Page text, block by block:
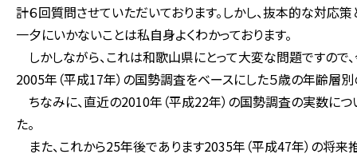
計６回質問させていただいております。しかし、抜本的な対応
一夕にいかないことは私自身よくわかっております。
しかしながら、これは和歌山県にとって大変な問題ですので
2005年（平成17年）の国勢調査をベースにした５歳の年齢層
ちなみに、直近の2010年（平成22年）の国勢調査の実数に
た。
また、これから25年後であります2035年（平成47年）の将